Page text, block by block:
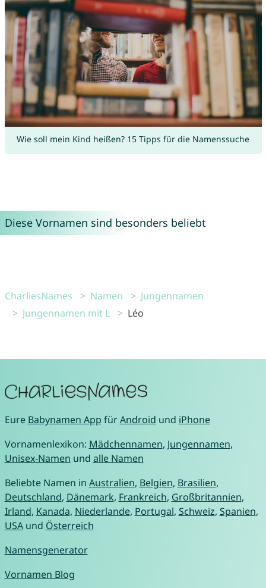
Wie soll mein Kind heißen? 15 Tipps für die Namenssuche
Diese Vornamen sind besonders beliebt
CharliesNames Namen
Jungennamen
Jungennamen mit L
Léo
Eure Babynamen App fürAndroid und iPhone
Vornamenlexikon: Mädchennamen, Jungennamen,
Unisex-Namen und alle Namen
Beliebte Namen in Australien, Belgien, Brasilien,
Deutschland, Dänemark, Frankreich, Großbritannien,
Irland, Kanada, Niederlande, Portugal, Schweiz, Spanien,
USAund Österreich
Namensgenerator
Vornamen Blog